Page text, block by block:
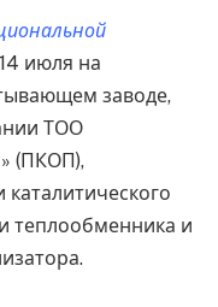
июля на
заводе,
ТОО
(ПКОП),
каталитического
теплообменника и